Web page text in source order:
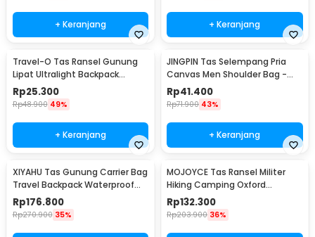
+ Keranjang + Keranjang
Travel-O Tas Ransel Gunung
Lipat Ultralight Backpack
Waterproof - LC21
Rp25.300
Rp48.900 49%
+ Keranjang
JINGPIN Tas Selempang Pria
Canvas Men Shoulder Bag -
1986
Rp41.400
Rp71.900 43%
+ Keranjang
XIYAHU Tas Gunung Carrier Bag
Travel Backpack Waterproof
90L - GC90
Rp176.800
Rp270.900 35%
MOJOYCE Tas Ransel Militer
Hiking Camping Oxford
Waterproof 80L - GC62
Rp132.300
Rp203.900 36%